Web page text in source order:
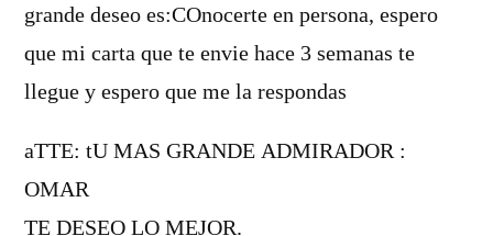
grande deseo es:COnocerte en persona, espero
que mi carta que te envie hace 3 semanas te
llegue y espero que me la respondas
aTTE: tU MAS GRANDE ADMIRADOR :
OMAR
TE DESEO LO MEJOR.